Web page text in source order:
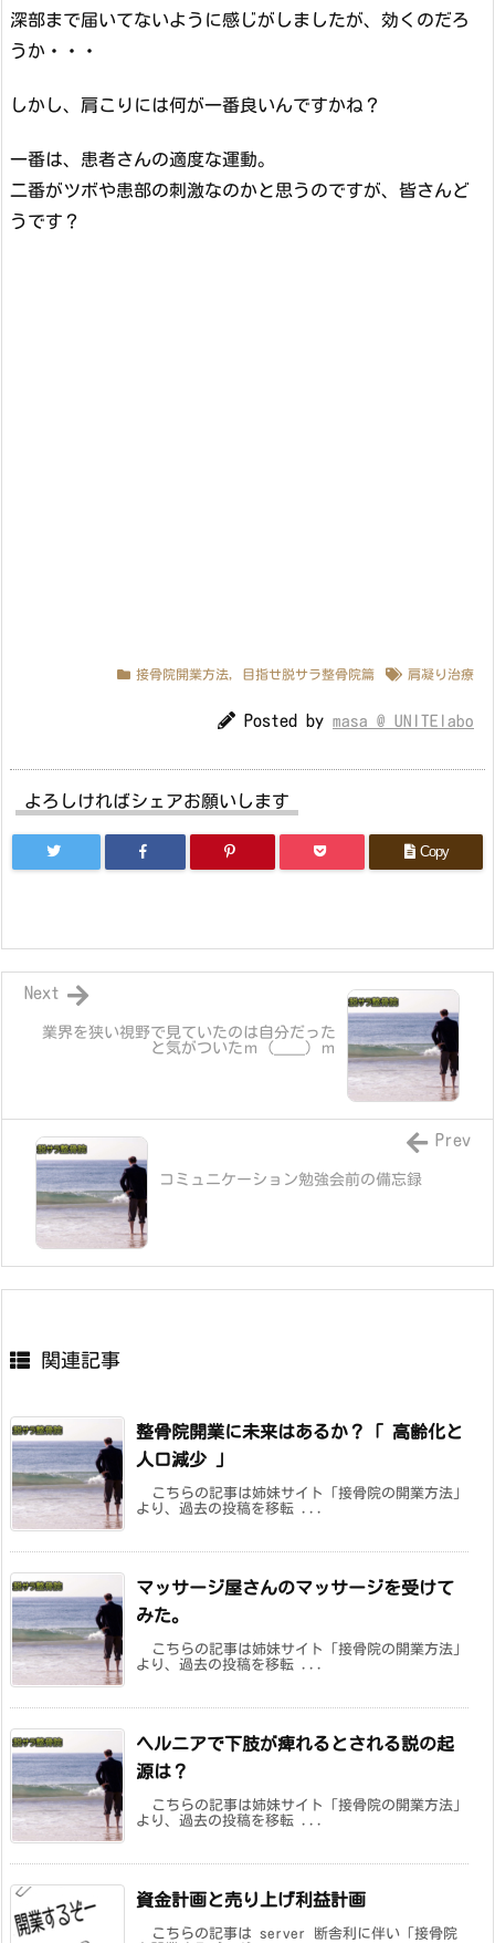
深部まで届いてないように感じがしましたが、効くのだろ
うか・・・
しかし、肩こりには何が一番良いんですかね？
一番は、患者さんの適度な運動。
二番がツボや患部の刺激なのかと思うのですが、皆さんど
うです？
接骨院開業方法 目指せ脱サラ整骨院篇 肩凝り治療
Posted by masa @ UNITElabo
よろしければシェアお願いします
Copy
業界を狭い視野で見ていたのは自分だった
と気がついたｍ（＿＿）ｍ
Next
コミュニケーション勉強会前の備忘録
Prev
関連記事
整骨院開業に未来はあるか？「 高齢化と
人口減少 」
こちらの記事は姉妹サイト「接骨院の開業方法」
より、過去の投稿を移転 ...
マッサージ屋さんのマッサージを受けて
みた。
こちらの記事は姉妹サイト「接骨院の開業方法」
より、過去の投稿を移転 ...
ヘルニアで下肢が痺れるとされる説の起
源は？
こちらの記事は姉妹サイト「接骨院の開業方法」
より、過去の投稿を移転 ...
資金計画と売り上げ利益計画
こちらの記事は server 断舎利に伴い「接骨院